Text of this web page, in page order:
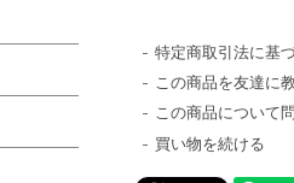
特定商取引法に基
この商品を友達に
この商品について
買い物を続ける